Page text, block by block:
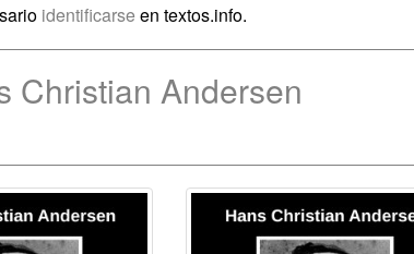
identificarse en textos.info.
Christian Andersen